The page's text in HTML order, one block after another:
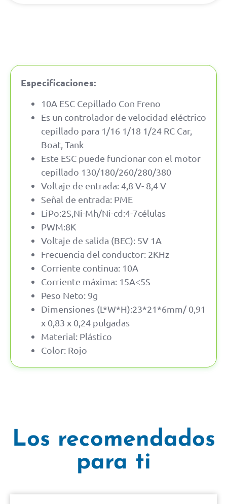
Especificaciones:
10A ESC Cepillado Con Freno
Es un controlador de velocidad eléctrico
cepillado para 1/16 1/18 1/24 RC Car,
Boat, Tank
Este ESC puede funcionar con el motor
cepillado 130/180/260/280/380
Voltaje de entrada: 4,8 V- 8,4 V
Señal de entrada: PME
LiPo:2S,Ni-Mh/Ni-cd:4-7células
PWM:8K
Voltaje de salida (BEC): 5V 1A
Frecuencia del conductor: 2KHz
Corriente continua: 10A
Corriente máxima: 15A<5S
Peso Neto: 9g
Dimensiones (L*W*H):23*21*6mm/ 0,91
x 0,83 x 0,24 pulgadas
Material: Plástico
Color: Rojo
Los recomendados
para ti